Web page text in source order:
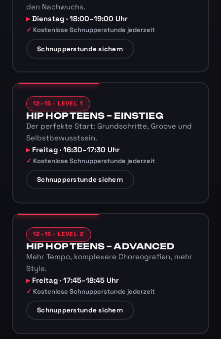
den Nachwuchs.
Dienstag · 18:00–19:00 Uhr
Kostenlose Schnupperstunde jederzeit
Schnupperstunde sichern
12–15 · LEVEL 1
HIP HOP TEENS – EINSTIEG
Der perfekte Start: Grundschritte, Groove und
Selbstbewusstsein.
Freitag · 16:30–17:30 Uhr
Kostenlose Schnupperstunde jederzeit
Schnupperstunde sichern
12–15 · LEVEL 2
HIP HOP TEENS – ADVANCED
Mehr Tempo, komplexere Choreografien, mehr
Style.
Freitag · 17:45–18:45 Uhr
Kostenlose Schnupperstunde jederzeit
Schnupperstunde sichern